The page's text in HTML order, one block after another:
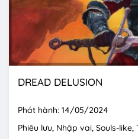
DREAD DELUSION
Phát hành: 14/05/2024
Phiêu lưu Nhập vai Souls-like